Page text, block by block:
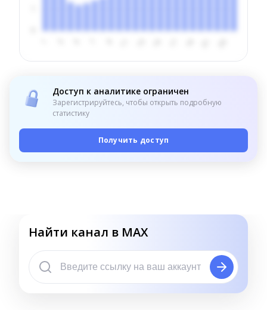
Доступ к аналитике ограничен
Зарегистрируйтесь, чтобы открыть подробную
статистику
Получить доступ
Найти канал в MAX